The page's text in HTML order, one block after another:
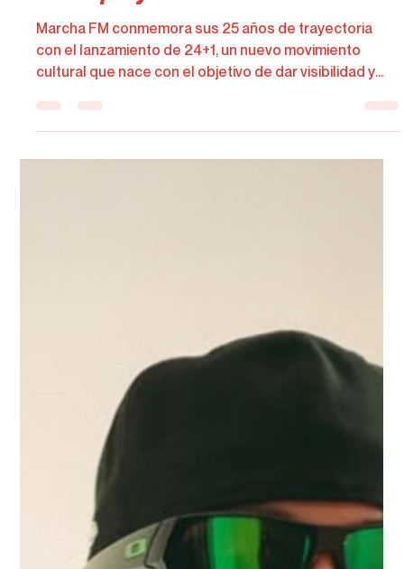
Quevedo Imparable. Quevedo mantiene el liderato
con “Ni Borracho”, que continúa siendo la canción más
votada y escuchada de la emisora. Su reciente paso
por el Carnaval de Las Palmas de Gran Canaria no ha
hecho más que reforzar el fenómeno.
Load video
Marcha FM celebra 25 años
impulsando el talento emergente
con el proyecto 24+1
Marcha FM conmemora sus 25 años de trayectoria
con el lanzamiento de 24+1, un nuevo movimiento
proyección al talento emergente de Canarias,
conectando la música con otras disciplinas artísticas
Nota de prensa 24+1.